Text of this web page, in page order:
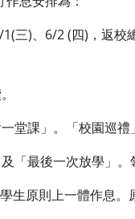
三)、6/2 (四)，返校
堂課」。「校園巡禮
「最後一次放學」。
生原則上一體作息。